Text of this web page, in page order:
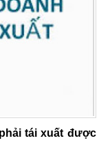
tái xuất được